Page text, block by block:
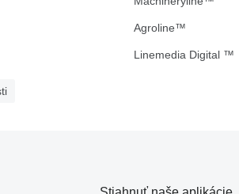
Agroline™
Linemedia Digital ™